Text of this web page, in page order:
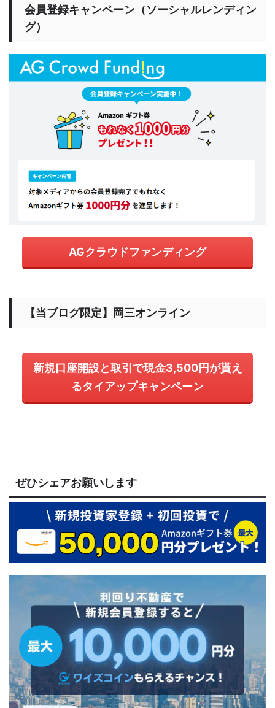
会員登録キャンペーン（ソーシャルレンディン
グ）
AGクラウドファンディング
【当ブログ限定】岡三オンライン
新規口座開設と取引で現金3,500円が貰え
るタイアップキャンペーン
ぜひシェアお願いします